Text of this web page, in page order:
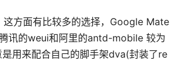
这方面有比较多的选择，Google Mate
讯的weui和阿里的antd-mobile 较为
用来配合自己的脚手架dva(封装了re